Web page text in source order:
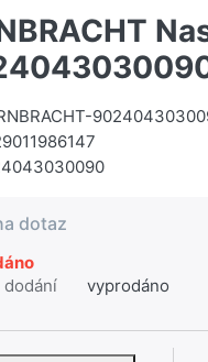
dotaz
dodání
vyprodáno